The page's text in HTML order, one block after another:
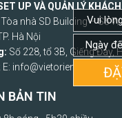
UP VÀ QUẢN LÝ
Tòa nhà SD Building – Số
Hà Nội
Số 228, tổ 3B, Giếng Đáy,
info@vietorient.vn
BẢN TIN
Vui
Ngày